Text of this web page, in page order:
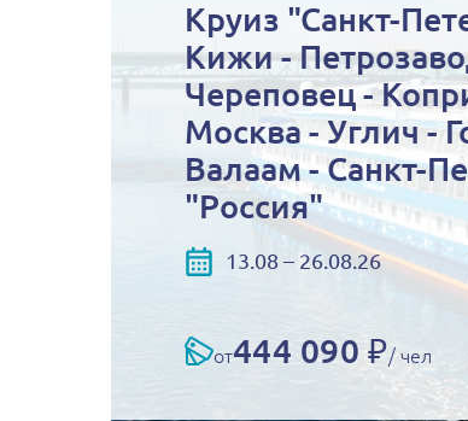
Круиз "Санкт-
Кижи -
Череповец -
Москва - Углич -
Валаам - Санкт-
"Россия"
13.08 – 26.08.26
от444 090 ₽/ чел